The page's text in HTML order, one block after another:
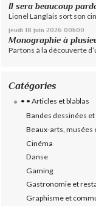
Il sera beaucoup
Lionel Langlais sort son
jeudi 18 juin 2026 00h00
Monographie à
Partons à la découverte
Catégories
• • Articles et blablas
Bandes dessinées
Beaux-arts, musées
Cinéma
Danse
Gaming
Gastronomie et
Graphisme et